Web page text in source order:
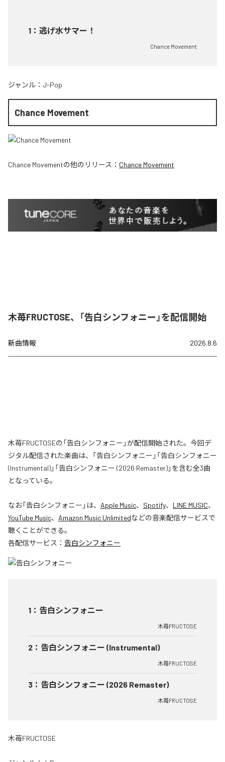
1 ： 逃げ水サマー！
Chance Movement
ジャンル： J-Pop
Chance Movement
Chance Movementの他のリリース： Chance Movement
木苺FRUCTOSE、「告白シンフォニー」を配信開始
新曲情報 2026.8.6
木苺FRUCTOSEの「告白シンフォニー」が配信開始された。今回デ
ジタル配信された楽曲は、「告白シンフォニー」「告白シンフォニー
(Instrumental)」「告白シンフォニー (2026 Remaster)」を含む全3曲
となっている。
なお「告白シンフォニー 」は、 Apple Music、 Spotify、 LINE MUSIC、
YouTube Music、 Amazon Music Unlimitedなどの音楽配信サービスで
聴くことができる。
各配信サービス： 告白シンフォニー
1 ： 告白シンフォニー
木苺FRUCTOSE
2 ： 告白シンフォニー (Instrumental)
木苺FRUCTOSE
3 ： 告白シンフォニー (2026 Remaster)
木苺FRUCTOSE
木苺FRUCTOSE